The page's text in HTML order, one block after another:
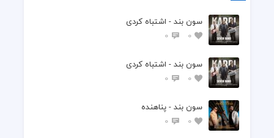
سون بند - اشتباه کردی
0
0
سون بند - اشتباه کردی
0
0
سون بند - پناهنده
0
0